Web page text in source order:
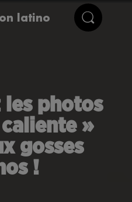
latino
les photos
caliente »
gosses
!